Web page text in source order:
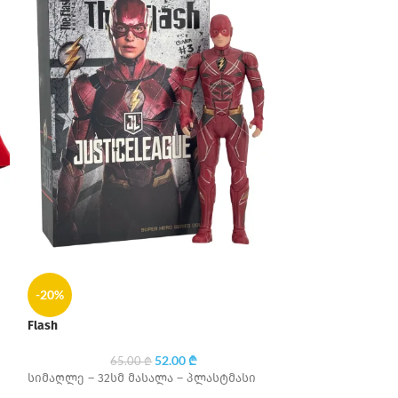
-20%
Flash
65.00₾ 52.00₾
სიმაღლე – 32სმ მასალა – პლასტმასი